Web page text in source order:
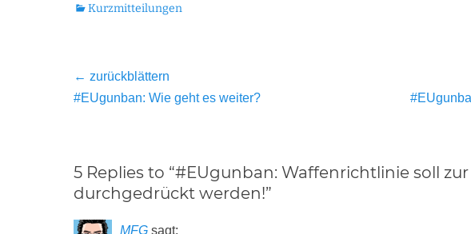
Kategorien
Kurzmitteilungen
Beitragsnavigation
← zurückblättern
Vorheriger
#EUgunban: Wie geht es weiter?
Nächster
5 Replies to “#EUgunban: Waffenrichtlinie soll
durchgedrückt werden!”
MFG sagt: